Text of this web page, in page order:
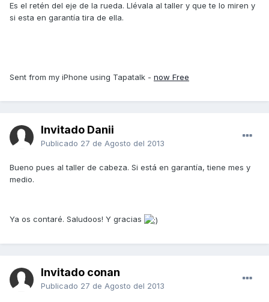
Es el retén del eje de la rueda. Llévala al taller y que te lo miren y
si esta en garantía tira de ella.
Sent from my iPhone using Tapatalk - now Free
Invitado Danii
Publicado 27 de Agosto del 2013
Bueno pues al taller de cabeza. Si está en garantía, tiene mes y
medio.
Ya os contaré. Saludoos! Y gracias
Invitado conan
Publicado 27 de Agosto del 2013